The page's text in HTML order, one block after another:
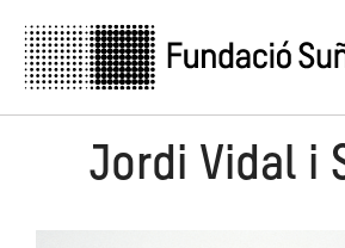
Jordi Vidal i